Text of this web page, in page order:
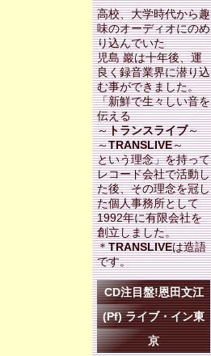
高校、大学時代から趣
味のオーディオにのめ
り込んでいた
児島 巖は十年後、運
良く録音業界に潜り込
む事ができました。
「新鮮で生々しい音を
伝える
～トランスライブ～
～TRANSLIVE～
という理念」を持って
レコード会社で活動し
た後、その理念を冠し
た個人事務所として
1992年に有限会社を
創立しました。
＊TRANSLIVEは造語
です。
CD注目盤!恩田文江
(Pf) ライブ・イン東
京